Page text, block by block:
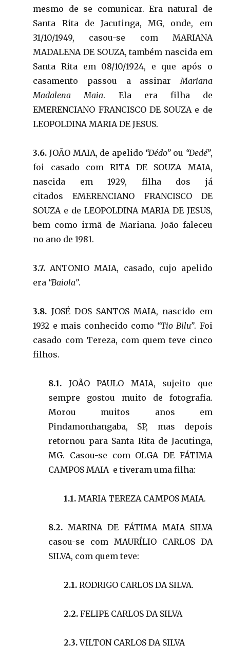
mesmo de se comunicar. Era natural de
Santa Rita de Jacutinga, MG, onde, em
31/10/1949, casou-se com MARIANA
MADALENA DE SOUZA, também nascida em
Santa Rita em 08/10/1924, e que após o
casamento passou a assinar Mariana
Madalena Maia. Ela era filha de
EMERENCIANO FRANCISCO DE SOUZA e de
LEOPOLDINA MARIA DE JESUS.
3.6. JOÃO MAIA, de apelido “Dédo”ou “Dedé”,
foi casado com RITA DE SOUZA MAIA,
nascida em 1929, filha dos já
citados EMERENCIANO FRANCISCO DE
SOUZA e de LEOPOLDINA MARIA DE JESUS,
bem como irmã de Mariana. João faleceu
no ano de 1981.
3.7. ANTONIO MAIA, casado, cujo apelido
era “Baiola”.
3.8. JOSÉ DOS SANTOS MAIA, nascido em
1932 e mais conhecido como “Tio Bilu”. Foi
casado com Tereza, com quem teve cinco
filhos.
8.1. JOÃO PAULO MAIA, sujeito que
sempre gostou muito de fotografia.
Morou muitos anos em
Pindamonhangaba, SP, mas depois
retornou para Santa Rita de Jacutinga,
MG. Casou-se com OLGA DE FÁTIMA
CAMPOS MAIA e tiveram uma filha:
1.1. MARIA TEREZA CAMPOS MAIA.
8.2. MARINA DE FÁTIMA MAIA SILVA
casou-se com MAURÍLIO CARLOS DA
SILVA, com quem teve:
2.1. RODRIGO CARLOS DA SILVA.
2.2. FELIPE CARLOS DA SILVA
2.3.VILTON CARLOS DA SILVA